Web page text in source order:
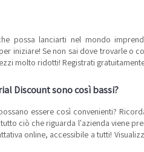
possa lanciarti nel mondo
iniziare! Se non sai dove trovarle o
molto ridotti! Registrati
Discount sono così bassi?
essere così convenienti?
ciò che riguarda l'azienda viene
online, accessibile a tutti!